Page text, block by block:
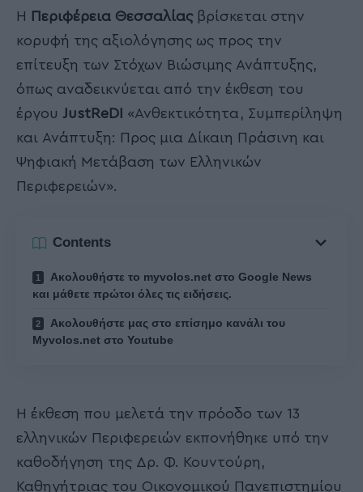
Η Περιφέρεια Θεσσαλίας βρίσκεται στην
κορυφή της αξιολόγησης ως προς την
επίτευξη των Στόχων Βιώσιμης Ανάπτυξης,
όπως αναδεικνύεται από την έκθεση του
έργου JustReDI «Ανθεκτικότητα, Συμπερίληψη
και Ανάπτυξη: Προς μια Δίκαιη Πράσινη και
Ψηφιακή Μετάβαση των Ελληνικών
Περιφερειών».
Contents
Ακολουθήστε το myvolos.net στο Google News
και μάθετε πρώτοι όλες τις ειδήσεις.
Ακολουθήστε μας στο επίσημο κανάλι του
Myvolos.net στο Youtube
Η έκθεση που μελετά την πρόοδο των 13
ελληνικών Περιφερειών εκπονήθηκε υπό την
καθοδήγηση της Δρ. Φ. Κουντούρη,
Καθηγήτριας του Οικονομικού Πανεπιστημίου